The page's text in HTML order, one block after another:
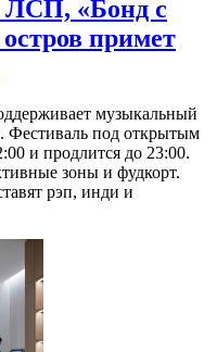
ЛСП, «Бонд с
примет
музыкальный
под открытым
и продлится до 23:00.
зоны и фудкорт.
рэп, инди и